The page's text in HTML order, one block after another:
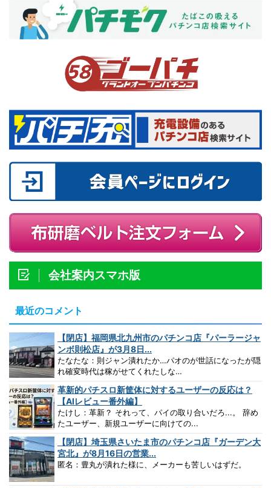
会社案内スマホ版
最近のコメント
【閉店】福岡県北九州市のパチンコ店『パーラージャ
ンボ則松店』が3月8日...
たなたな：則ジャン潰れたか…パオのが世話になったが隠
れ確変時代は稼がせてくれたしな…
革新的パチスロ新筐体に対するユーザーの反応は？
【AIレビュー番外編】
たけし：革新？ それって、パイの取り合いだろ...。 辞め
たユーザー、新規ユーザーに向けての...
【閉店】埼玉県さいたま市のパチンコ店『ガーデン大
宮北』が8月16日の営業...
匿名：豊丸が潰れた様に、メーカーも苦しいはずだ。